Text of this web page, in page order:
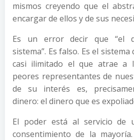
mismos creyendo que el
encargar de ellos y de sus
Es un error decir que “el
sistema”. Es falso. Es el
casi ilimitado el que atrae a
peores representantes de
de su interés es,
dinero: el dinero que es
El poder está al servicio de
consentimiento de la